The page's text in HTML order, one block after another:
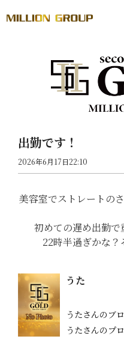
出勤です！
2026年6月17日22:10
美容室でストレートの
初めての遅め出勤
22時半過ぎかな
うた
うたさんのブ
うたさんのプ